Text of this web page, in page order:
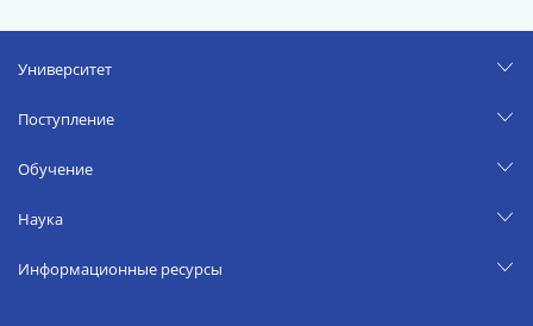
Университет
Поступление
Обучение
Наука
Информационные ресурсы